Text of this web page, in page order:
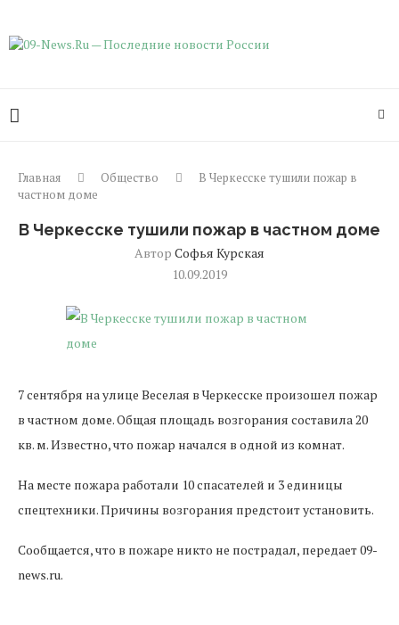
Главная Общество
В Черкесске тушили пожар в
частном доме
В Черкесске тушили пожар в частном доме
Автор Софья Курская
10.09.2019
7 сентября на улице Веселая в Черкесске произошел пожар
в частном доме. Общая площадь возгорания составила 20
кв. м. Известно, что пожар начался в одной из комнат.
На месте пожара работали 10 спасателей и 3 единицы
спецтехники. Причины возгорания предстоит установить.
Сообщается, что в пожаре никто не пострадал, передает 09-
news.ru.